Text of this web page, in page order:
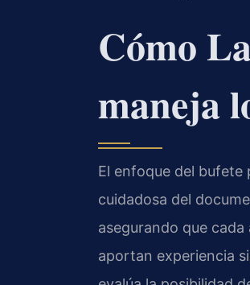
Cómo
maneja
El enfoque del bufete
cuidadosa del
asegurando que
aportan experiencia